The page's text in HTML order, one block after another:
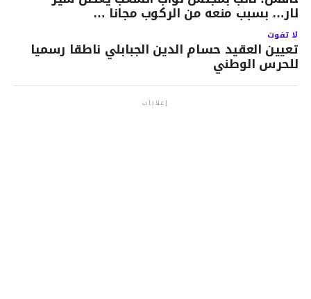
بسبب منعه من الركوب مجانا …
لا تفوت
تعيين العقيد حسام الدين الجبابلي ناطقا رسميا
للحرس الوطني
إعلانات